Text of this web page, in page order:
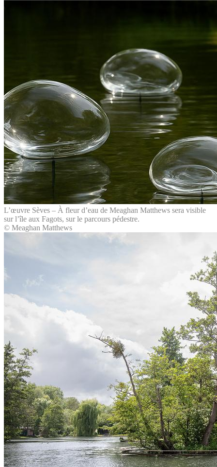
L’œuvre Sèves – À fleur d’eau de Meaghan Matthews sera visible
sur l’île aux Fagots, sur le parcours pédestre.
© Meaghan Matthews